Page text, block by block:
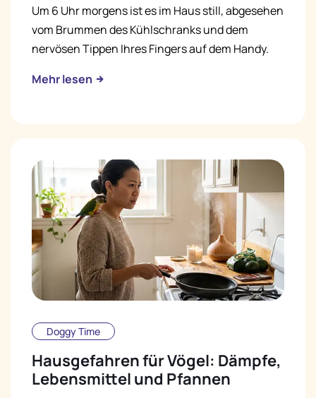
Um 6 Uhr morgens ist es im Haus still, abgesehen
vom Brummen des Kühlschranks und dem
nervösen Tippen Ihres Fingers auf dem Handy.
Mehr lesen
Doggy Time
Hausgefahren für Vögel: Dämpfe,
Lebensmittel und Pfannen